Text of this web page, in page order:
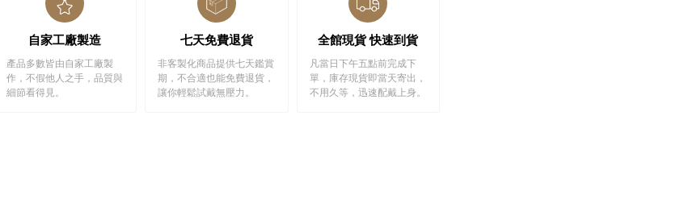
自家工廠製造
產品多數皆由自家工廠製
作，不假他人之手，品質與
細節看得見。
七天免費退貨
非客製化商品提供七天鑑賞
期，不合適也能免費退貨，
讓你輕鬆試戴無壓力。
全館現貨 快速到貨
凡當日下午五點前完成下
單，庫存現貨即當天寄出，
不用久等，迅速配戴上身。